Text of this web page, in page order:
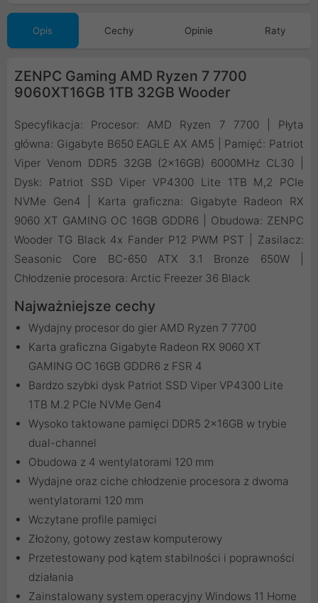
Opis Cechy Opinie Raty
ZENPC Gaming AMD Ryzen 7 7700
9060XT16GB 1TB 32GB Wooder
Specyfikacja: Procesor: AMD Ryzen 7 7700 | Płyta
główna: Gigabyte B650 EAGLE AX AM5 | Pamięć: Patriot
Viper Venom DDR5 32GB (2x16GB) 6000MHz CL30 |
Dysk: Patriot SSD Viper VP4300 Lite 1TB M,2 PCIe
NVMe Gen4 | Karta graficzna: Gigabyte Radeon RX
9060 XT GAMING OC 16GB GDDR6 | Obudowa: ZENPC
Wooder TG Black 4x Fander P12 PWM PST | Zasilacz:
Seasonic Core BC-650 ATX 3.1 Bronze 650W |
Chłodzenie procesora: Arctic Freezer 36 Black
Najważniejsze cechy
Wydajny procesor do gier AMD Ryzen 7 7700
Karta graficzna Gigabyte Radeon RX 9060 XT
GAMING OC 16GB GDDR6 z FSR 4
Bardzo szybki dysk Patriot SSD Viper VP4300 Lite
1TB M.2 PCIe NVMe Gen4
Wysoko taktowane pamięci DDR5 2x16GB w trybie
dual-channel
Obudowa z 4 wentylatorami 120 mm
Wydajne oraz ciche chłodzenie procesora z dwoma
wentylatorami 120 mm
Wczytane profile pamięci
Złożony, gotowy zestaw komputerowy
Przetestowany pod kątem stabilności i poprawności
działania
Zainstalowany system operacyjny Windows 11 Home